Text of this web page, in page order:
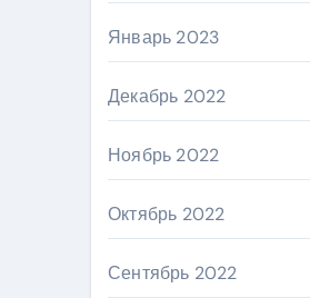
Январь 2023
Декабрь 2022
Ноябрь 2022
Октябрь 2022
Сентябрь 2022